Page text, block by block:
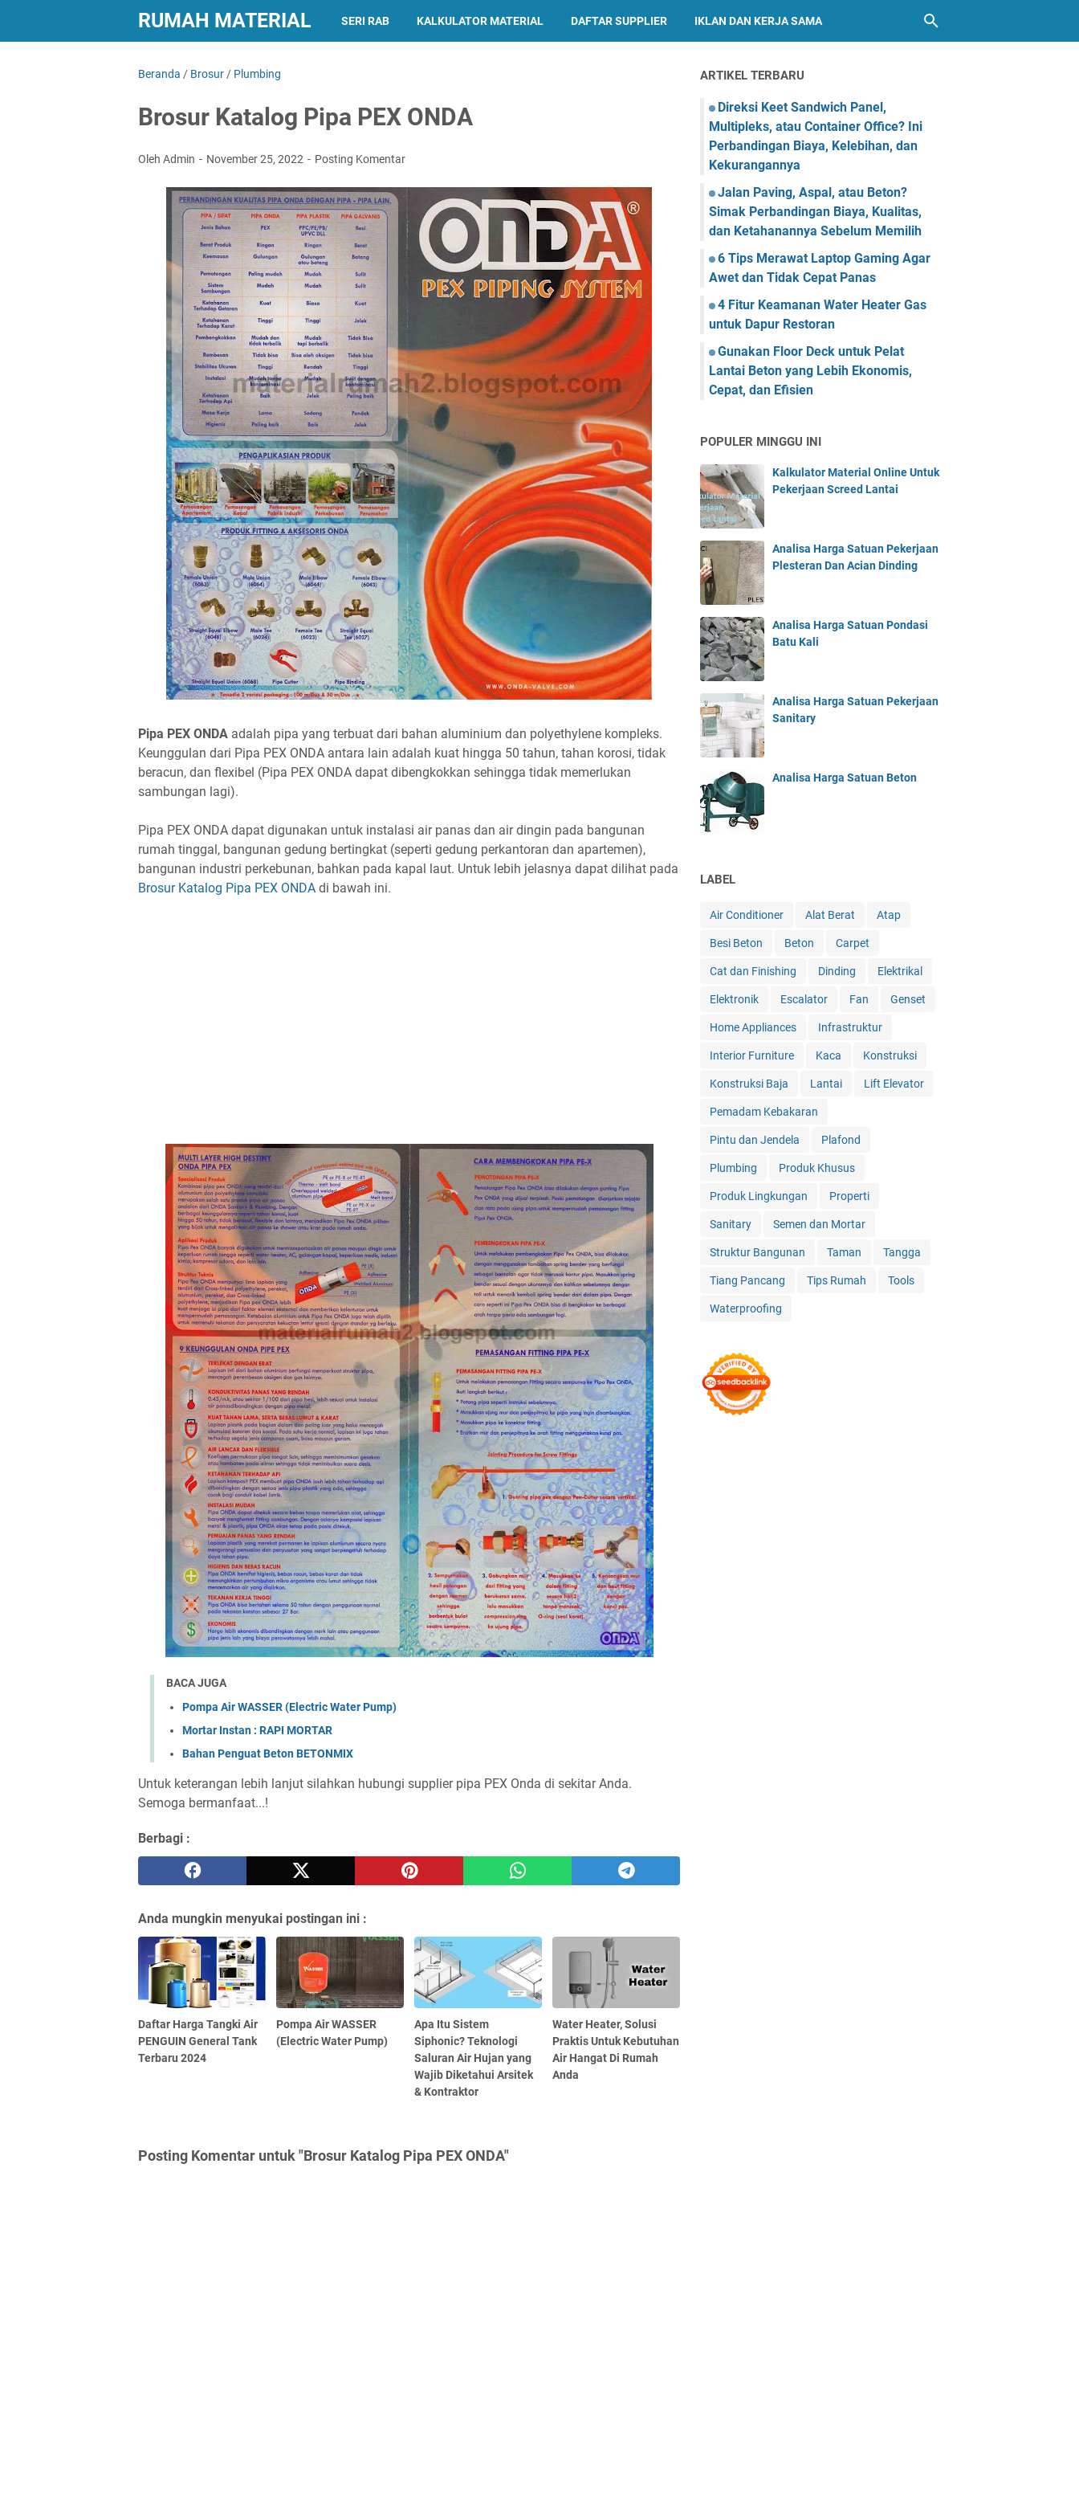
RUMAH MATERIAL SERI RAB KALKULATOR MATERIAL DAFTAR SUPPLIER IKLAN DAN KERJA SAMA
Beranda / Brosur / Plumbing
Brosur Katalog Pipa PEX ONDA
Oleh Admin November 25, 2022 Posting Komentar
Pipa PEX ONDA adalah pipa yang terbuat dari bahan aluminium dan polyethylene kompleks.
Keunggulan dari Pipa PEX ONDA antara lain adalah kuat hingga 50 tahun, tahan korosi, tidak
beracun, dan flexibel (Pipa PEX ONDA dapat dibengkokkan sehingga tidak memerlukan
sambungan lagi).
Pipa PEX ONDA dapat digunakan untuk instalasi air panas dan air dingin pada bangunan
rumah tinggal, bangunan gedung bertingkat (seperti gedung perkantoran dan apartemen),
bangunan industri perkebunan, bahkan pada kapal laut. Untuk lebih jelasnya dapat dilihat pada
Brosur Katalog Pipa PEX ONDA di bawah ini.
BACA JUGA
Pompa Air WASSER (Electric Water Pump)
Mortar Instan : RAPI MORTAR
Bahan Penguat Beton BETONMIX
Untuk keterangan lebih lanjut silahkan hubungi supplier pipa PEX Onda di sekitar Anda.
Semoga bermanfaat...!
Berbagi :
Anda mungkin menyukai postingan ini :
Daftar Harga Tangki Air
PENGUIN General Tank
Terbaru 2024
Pompa Air WASSER
(Electric Water Pump)
Apa Itu Sistem
Siphonic? Teknologi
Saluran Air Hujan yang
Wajib Diketahui Arsitek
& Kontraktor
Water Heater, Solusi
Praktis Untuk Kebutuhan
Air Hangat Di Rumah
Anda
Posting Komentar untuk "Brosur Katalog Pipa PEX ONDA"
ARTIKEL TERBARU
Direksi Keet Sandwich Panel,
Multipleks, atau Container Office? Ini
Perbandingan Biaya, Kelebihan, dan
Kekurangannya
Jalan Paving, Aspal, atau Beton?
Simak Perbandingan Biaya, Kualitas,
dan Ketahanannya Sebelum Memilih
6 Tips Merawat Laptop Gaming Agar
Awet dan Tidak Cepat Panas
4 Fitur Keamanan Water Heater Gas
untuk Dapur Restoran
Gunakan Floor Deck untuk Pelat
Lantai Beton yang Lebih Ekonomis,
Cepat, dan Efisien
POPULER MINGGU INI
Kalkulator Material Online Untuk
Pekerjaan Screed Lantai
Analisa Harga Satuan Pekerjaan
Plesteran Dan Acian Dinding
Analisa Harga Satuan Pondasi
Batu Kali
Analisa Harga Satuan Pekerjaan
Sanitary
Analisa Harga Satuan Beton
LABEL
Air Conditioner Alat Berat Atap
Besi Beton Beton Carpet
Cat dan Finishing Dinding Elektrikal
Elektronik Escalator Fan Genset
Home Appliances Infrastruktur
Interior Furniture Kaca Konstruksi
Konstruksi Baja Lantai Lift Elevator
Pemadam Kebakaran
Pintu dan Jendela Plafond
Plumbing Produk Khusus
Produk Lingkungan Properti
Sanitary Semen dan Mortar
Struktur Bangunan Taman Tangga
Tiang Pancang Tips Rumah Tools
Waterproofing